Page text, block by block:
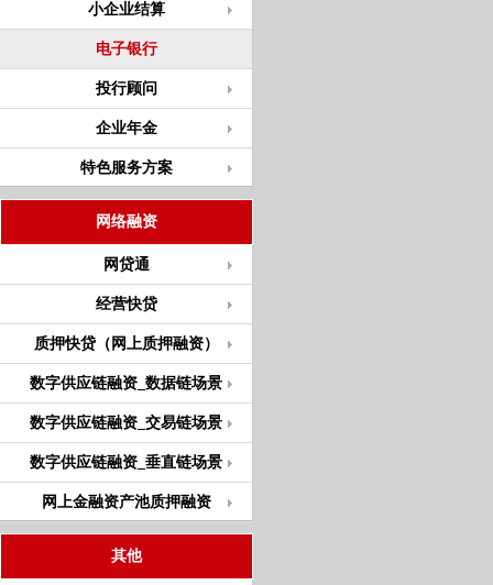
小企业结算
电子银行
投行顾问
企业年金
特色服务方案
网络融资
网贷通
经营快贷
质押快贷（网上质押融资）
数字供应链融资_数据链场景
数字供应链融资_交易链场景
数字供应链融资_垂直链场景
网上金融资产池质押融资
其他